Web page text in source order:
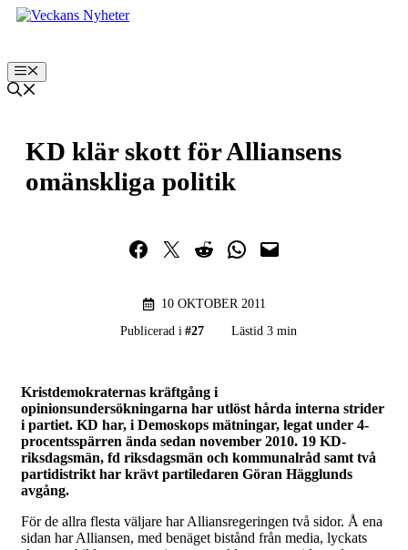
Hoppa
Meny
KD klär skott för Alliansens
omänskliga politik
Dela på Facebook
Dela på TwitterDela på RedditDela i WhatsApp
Maila en länk
10 OKTOBER 2011
Publicerad i #27 Lästid 3 min
Kristdemokraternas kräftgång i
opinionsundersökningarna har utlöst hårda interna strider
i partiet. KD har, i Demoskops mätningar, legat under 4-
procentsspärren ända sedan november 2010. 19 KD-
riksdagsmän, fd riksdagsmän och kommunalråd samt två
partidistrikt har krävt partiledaren Göran Hägglunds
avgång.
För de allra flesta väljare har Alliansregeringen två sidor. Å ena
sidan har Alliansen, med benäget bistånd från media, lyckats